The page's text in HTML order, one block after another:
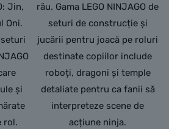
Jin,
Oni.
și
rol.
rău. Gama LEGO NINJAGO de
seturi de construcție și
jucării pentru joacă pe roluri
destinate copiilor include
roboți, dragoni și temple
detaliate pentru ca fanii să
interpreteze scene de
acțiune ninja.